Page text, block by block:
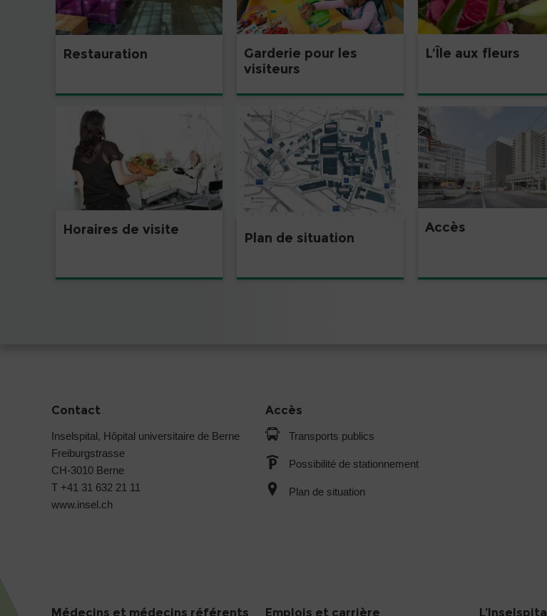
Restauration
Garderie pour les
visiteurs
L’Île aux fleurs
Horaires de visite
Plan de situation
Accès
Contact
Inselspital, Hôpital universitaire de Berne
Freiburgstrasse
CH-3010 Berne
T +41 31 632 21 11
www.insel.ch
Accès
Transports publics
Possibilité de stationnement
Plan de situation
Médecins et médecins référents Emplois et carrière L’Inselspital